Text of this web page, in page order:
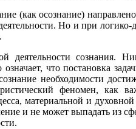
(как осознание)
Но и при
деятельности сознания.
что постановка
необходимости
феномен, как
материальной и
и не может выпадать из